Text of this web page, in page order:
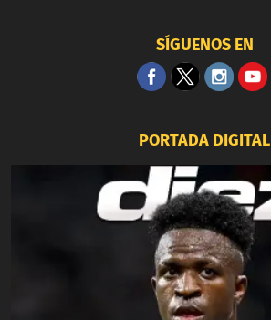
SÍGUENOS EN
PORTADA DIGITAL